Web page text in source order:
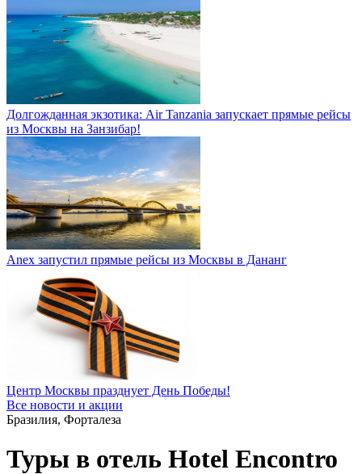
Долгожданная экзотика: Air Tanzania запускает прямые рейсы
из Москвы на Занзибар!
Anex запустил прямые рейсы из Москвы в Дананг
Центр Москвы празднует День Победы!
Все новости и акции
Бразилия, Форталеза
Туры в отель Hotel Encontro